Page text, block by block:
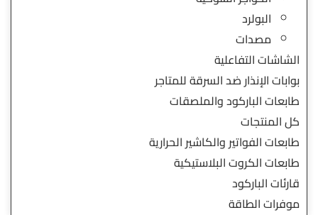
البولرد
مصدات
الشاشات التفاعلية
بوابات الإنذار ضد السرقة للمتاجر
طابعات الباركود والملصقات
كل المنتجات
طابعات الفواتير والكاشير الحرارية
طابعات الكروت البلاستيكية
قارئات الباركود
موفرات الطاقة